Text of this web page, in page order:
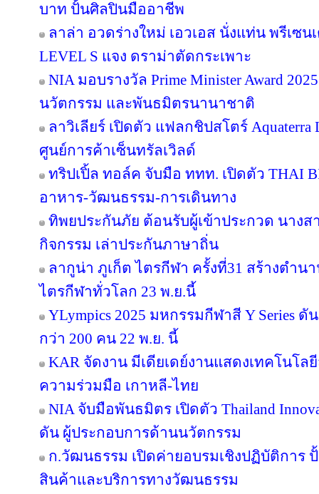
บาท ปั้นศิลปินมืออาชีพ
ลาล่า อวดร่างใหม่ เอวเอส นั่งแท่น พรีเซ
LEVEL S แจง ดราม่าตัดกระเพาะ
NIA มอบรางวัล Prime Minister Award
นวัตกรรม และพันธมิตรนานาชาติ
ลาวิเลียร์ เปิดตัว แฟลกชิปสโตร์
ศูนย์การค้าเซ็นทรัลเวิลด์
ทริปเปิ้ล ทอล์ค จับมือ ททท. เปิดตัว THAI
อาหาร-วัฒนธรรม-การเดินทาง
ทิพยประกันภัย ต้อนรับผู้เข้าประกวด นางส
กิจกรรม เล่าประกันภาษาถิ่น
ลากูน่า ภูเก็ต ไตรกีฬา ครั้งที่31 สร้างตำ
ไตรกีฬาทั่วโลก 23 พ.ย.นี้
YLympics 2025 มหกรรมกีฬาสี Y Series
กว่า 200 คน 22 พ.ย. นี้
KAR จัดงาน มีเดียเดย์งานแสดงเทคโนโ
ความร่วมมือ เกาหลี-ไทย
NIA จับมือพันธมิตร เปิดตัว Thailand
ดัน ผู้ประกอบการด้านนวัตกรรม
ก.วัฒนธรรม เปิดค่ายอบรมเชิงปฏิบัติการ
สินค้าและบริการทางวัฒนธรรม